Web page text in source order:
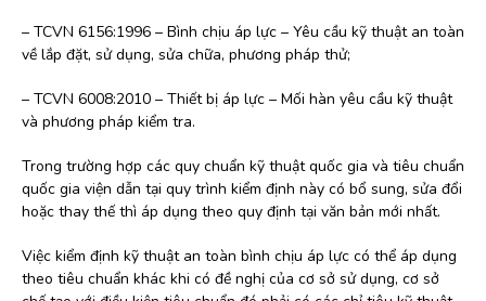
– TCVN 6156:1996 – Bình chịu áp lực – Yêu cầu kỹ thuật an toàn
về lắp đặt, sử dụng, sửa chữa, phương pháp thử;
– TCVN 6008:2010 – Thiết bị áp lực – Mối hàn yêu cầu kỹ thuật
và phương pháp kiểm tra.
Trong trường hợp các quy chuẩn kỹ thuật quốc gia và tiêu chuẩn
quốc gia viện dẫn tại quy trình kiểm định này có bổ sung, sửa đổi
hoặc thay thế thì áp dụng theo quy định tại văn bản mới nhất.
Việc kiểm định kỹ thuật an toàn bình chịu áp lực có thể áp dụng
theo tiêu chuẩn khác khi có đề nghị của cơ sở sử dụng, cơ sở